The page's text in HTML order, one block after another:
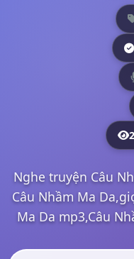
Nghe truyện Câu
Câu Nhầm Ma
Ma Da mp3,Câu